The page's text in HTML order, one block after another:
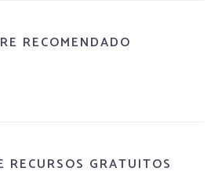
RECOMENDADO
RECURSOS GRATUITOS